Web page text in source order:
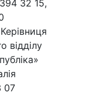
32 15,
Керівниця
відділу
07